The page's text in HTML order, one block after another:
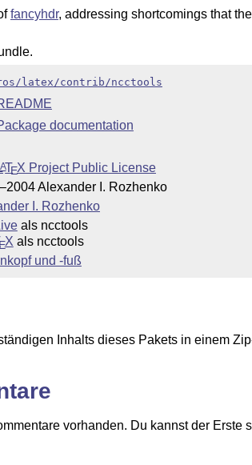
fancyhdr, addressing shortcomings that
latex/contrib/ncctools
documentation
ATEX Project Public License
Alexander I. Rozhenko
I. Rozhenko
als ncctools
X als ncctools
und -fuß
Inhalts dieses Pakets in einem
vorhanden. Du kannst der Erste